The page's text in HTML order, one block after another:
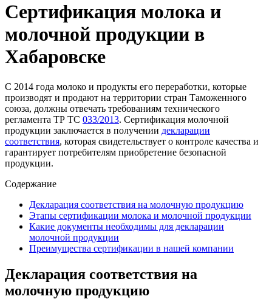
Сертификация молока и
молочной продукции в
Хабаровске
С 2014 года молоко и продукты его переработки, которые
производят и продают на территории стран Таможенного
союза, должны отвечать требованиям технического
регламента ТР ТС 033/2013. Сертификация молочной
продукции заключается в получении декларации
соответствия, которая свидетельствует о контроле качества и
гарантирует потребителям приобретение безопасной
продукции.
Содержание
Декларация соответствия на молочную продукцию
Этапы сертификации молока и молочной продукции
Какие документы необходимы для декларации
молочной продукции
Преимущества сертификации в нашей компании
Декларация соответствия на
молочную продукцию